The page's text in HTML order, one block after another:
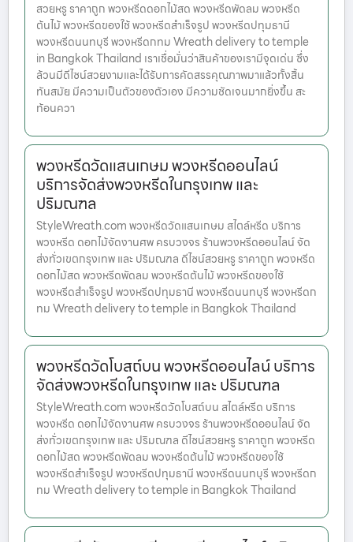
สวยหรู ราคาถูก พวงหรีดดอกไม้สด พวงหรีดพัดลม พวงหรีด
ต้นไม้ พวงหรีดของใช้ พวงหรีดสำเร็จรูป พวงหรีดปทุมธานี
พวงหรีดนนทบุรี พวงหรีดกทม Wreath delivery to temple
in Bangkok Thailand เราเชื่อมั่นว่าสินค้าของเรามีจุดเด่น ซึ่ง
ล้วนมีดีไซน์สวยงามและได้รับการคัดสรรคุณภาพมาแล้วทั้งสิ้น
ทันสมัย มีความเป็นตัวของตัวเอง มีความชัดเจนมากยิ่งขึ้น สะ
ท้อนควา
พวงหรีดวัดแสนเกษม พวงหรีดออนไลน์
บริการจัดส่งพวงหรีดในกรุงเทพ และ
ปริมณฑล
StyleWreath.com พวงหรีดวัดแสนเกษม สไตล์หรีด บริการ
พวงหรีด ดอกไม้จัดงานศพ ครบวงจร ร้านพวงหรีดออนไลน์ จัด
ส่งทั่วเขตกรุงเทพ และ ปริมณฑล ดีไซน์สวยหรู ราคาถูก พวงหรีด
ดอกไม้สด พวงหรีดพัดลม พวงหรีดต้นไม้ พวงหรีดของใช้
พวงหรีดสำเร็จรูป พวงหรีดปทุมธานี พวงหรีดนนทบุรี พวงหรีดก
ทม Wreath delivery to temple in Bangkok Thailand
พวงหรีดวัดโบสถ์บน พวงหรีดออนไลน์ บริการ
จัดส่งพวงหรีดในกรุงเทพ และ ปริมณฑล
StyleWreath.com พวงหรีดวัดโบสถ์บน สไตล์หรีด บริการ
พวงหรีด ดอกไม้จัดงานศพ ครบวงจร ร้านพวงหรีดออนไลน์ จัด
ส่งทั่วเขตกรุงเทพ และ ปริมณฑล ดีไซน์สวยหรู ราคาถูก พวงหรีด
ดอกไม้สด พวงหรีดพัดลม พวงหรีดต้นไม้ พวงหรีดของใช้
พวงหรีดสำเร็จรูป พวงหรีดปทุมธานี พวงหรีดนนทบุรี พวงหรีดก
ทม Wreath delivery to temple in Bangkok Thailand